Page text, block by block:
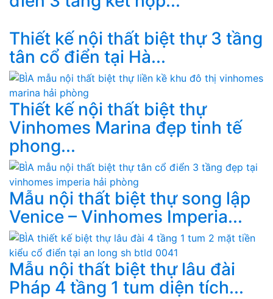
Thiết kế nội thất biệt thự 3 tầng
tân cổ điển tại Hà...
Thiết kế nội thất biệt thự
Vinhomes Marina đẹp tinh tế
phong...
Mẫu nội thất biệt thự song lập
Venice – Vinhomes Imperia...
Mẫu nội thất biệt thự lâu đài
Pháp 4 tầng 1 tum diện tích...